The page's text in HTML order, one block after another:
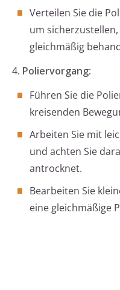
Verteilen Sie die
um
gleichmäßig
4. Poliervorgang:
Führen Sie die
kreisenden
Arbeiten Sie mit
und achten Sie
antrocknet.
Bearbeiten Sie
eine gleichmäßige